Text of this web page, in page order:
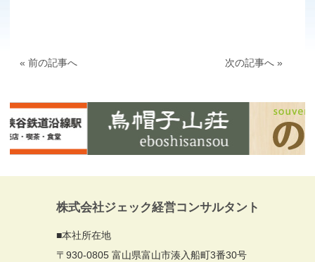
« 前の記事へ 次の記事へ »
株式会社ジェック経営コンサルタント
■本社所在地
〒930-0805 富山県富山市湊入船町3番30号